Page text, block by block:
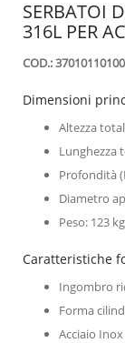
SERBATOI
316L PER
COD.:
Dimensioni
Altezza
Lunghezza
Profondità
Diametro
Peso: 123 kg
Caratteristiche
Ingombro
Forma
Acciaio